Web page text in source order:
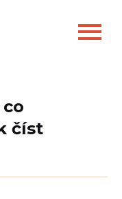
co
číst